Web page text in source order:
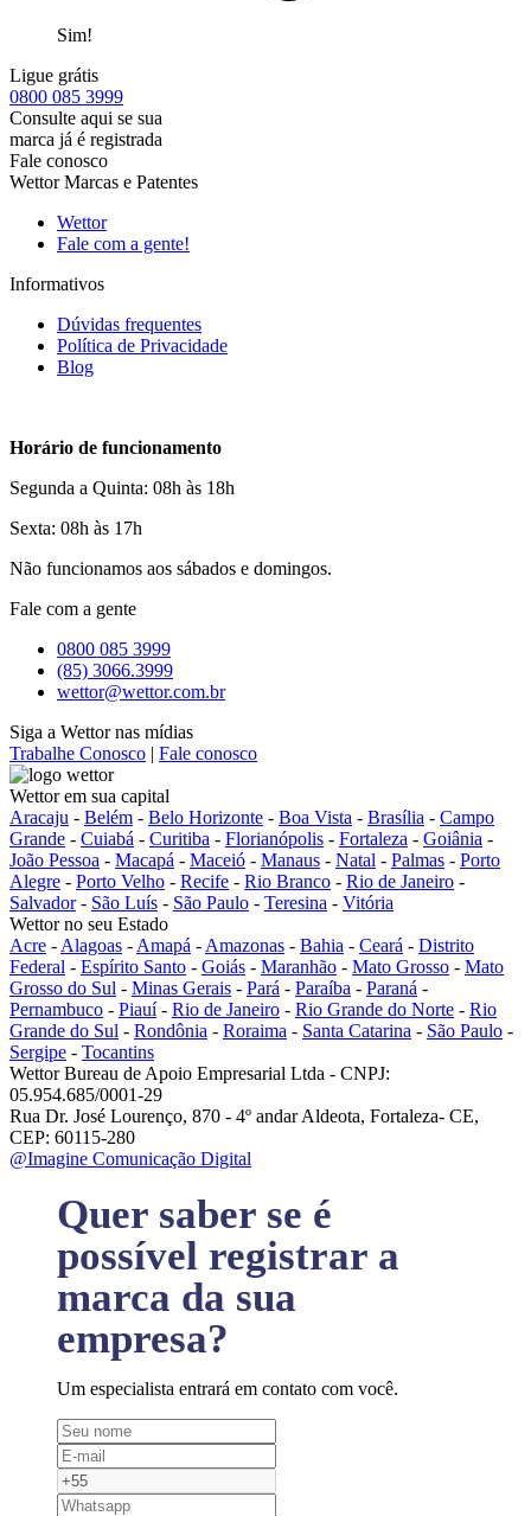
Sim!
Ligue grátis
0800 085 3999
Consulte aqui se sua
marca já é registrada
Fale conosco
Wettor Marcas e Patentes
Wettor
Fale com a gente!
Informativos
Dúvidas frequentes
Política de Privacidade
Blog
Horário de funcionamento
Segunda a Quinta: 08h às 18h
Sexta: 08h às 17h
Não funcionamos aos sábados e domingos.
Fale com a gente
0800 085 3999
(85) 3066.3999
wettor@wettor.com.br
Siga a Wettor nas mídias
Trabalhe Conosco | Fale conosco
Wettor em sua capital
Aracaju - Belém - Belo Horizonte - Boa Vista - Brasília - Campo
Grande - Cuiabá - Curitiba - Florianópolis - Fortaleza - Goiânia -
João Pessoa - Macapá - Maceió - Manaus - Natal - Palmas - Porto
Alegre - Porto Velho - Recife - Rio Branco - Rio de Janeiro -
Salvador- São Luís - São Paulo - Teresina - Vitória
Wettor no seu Estado
Acre - Alagoas - Amapá - Amazonas - Bahia - Ceará - Distrito
Federal - Espírito Santo - Goiás - Maranhão - Mato Grosso - Mato
Grosso do Sul - Minas Gerais - Pará - Paraíba - Paraná -
Pernambuco - Piauí- Rio de Janeiro - Rio Grande do Norte - Rio
Grande do Sul - Rondônia - Roraima - Santa Catarina - São Paulo -
Sergipe - Tocantins
Wettor Bureau de Apoio Empresarial Ltda - CNPJ:
05.954.685/0001-29
Rua Dr. José Lourenço, 870 - 4º andar Aldeota, Fortaleza- CE,
CEP: 60115-280
@Imagine Comunicação Digital
Quer saber se é
possível registrar a
marca da sua
empresa?
Um especialista entrará em contato com você.